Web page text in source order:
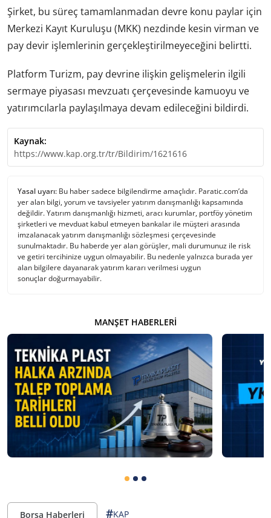
Şirket, bu süreç tamamlanmadan devre konu paylar için
Merkezi Kayıt Kuruluşu (MKK) nezdinde kesin virman ve
pay devir işlemlerinin gerçekleştirilmeyeceğini belirtti.
Platform Turizm, pay devrine ilişkin gelişmelerin ilgili
sermaye piyasası mevzuatı çerçevesinde kamuoyu ve
yatırımcılarla paylaşılmaya devam edileceğini bildirdi.
Kaynak:
https://www.kap.org.tr/tr/Bildirim/1621616
Yasal uyarı: Bu haber sadece bilgilendirme amaçlıdır. Paratic.com’da
yer alan bilgi, yorum ve tavsiyeler yatırım danışmanlığı kapsamında
değildir. Yatırım danışmanlığı hizmeti, aracı kurumlar, portföy yönetim
şirketleri ve mevduat kabul etmeyen bankalar ile müşteri arasında
imzalanacak yatırım danışmanlığı sözleşmesi çerçevesinde
sunulmaktadır. Bu haberde yer alan görüşler, mali durumunuz ile risk
ve getiri tercihinize uygun olmayabilir. Bu nedenle yalnızca burada yer
alan bilgilere dayanarak yatırım kararı verilmesi uygun
sonuçlar doğurmayabilir.
MANŞET HABERLERI
Borsa Haberleri #KAP